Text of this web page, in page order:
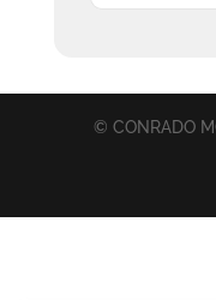
© CONRADO